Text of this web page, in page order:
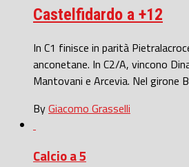
Castelfidardo a +12
In C1 finisce in parità
anconetane. In C2/A, vincono
Mantovani e Arcevia. Nel girone
ByGiacomo Grasselli
Calcio a 5